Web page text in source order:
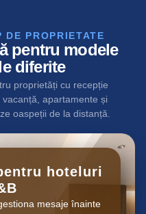
DE PROPRIETATE
pentru modele
diferite
proprietăți cu recepție
apartamente și
oaspeții de la distanță.
hoteluri
mesaje înainte